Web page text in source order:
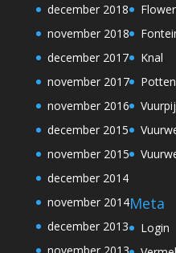
december 2018
november 2018
december 2017
november 2017
november 2016
december 2015
november 2015
december 2014
november 2014
december 2013
Knal
Potten
Meta
Login